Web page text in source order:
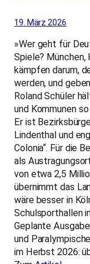
19. März 2026
»Wer geht für
Spiele? München,
kämpfen darum,
werden, und
Roland Schüler
und Kommunen
Er ist
Lindenthal und
Colonia“. Für die
als
von etwa 2,5
übernimmt das
wäre besser in
Schulsporthallen
Geplante
und
im Herbst 2026: